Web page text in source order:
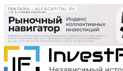
РЕКЛАМА • ALFACAPITAL.RU